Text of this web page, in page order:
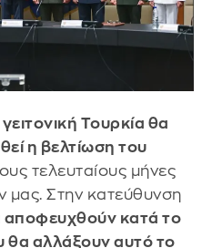
γειτονική Τουρκία θα
η βελτίωση του
τελευταίους μήνες
Στην κατεύθυνση
αποφευχθούν κατά το
θα αλλάξουν αυτό το